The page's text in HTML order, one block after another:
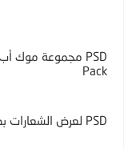
Pack
PSD لعرض الشعارات بطريقة ثلاثية الأبعاد 3D